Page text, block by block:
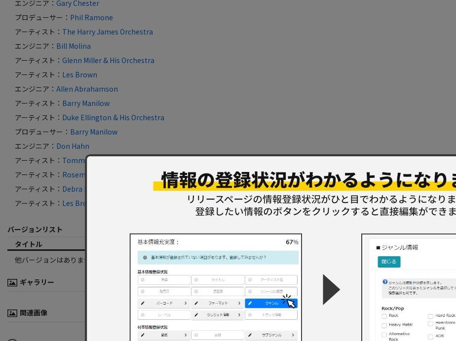
エンジニア ： Gary Chester
プロデューサー ： Phil Ramone
アーティスト ： The Harry James Orchestra
エンジニア ： Bill Molina
アーティスト ： Glenn Miller & His Orchestra
アーティスト ： Les Brown
エンジニア ： Allen Abrahamson
アーティスト ： Barry Manilow
アーティスト ： Duke Ellington & His Orchestra
プロデューサー ： Barry Manilow
エンジニア ： Don Hahn
アーティスト ： Tommy Dorsey & His Orchestra
アーティスト ： Rosemary Clooney
アーティスト ： Debra Byrd
アーティスト ： Les Brown & His Band Of Renown
バージョンリスト
タイトル
フォーマット 規格品番
発売年
他バージョンはありません。
ギャラリー
関連画像